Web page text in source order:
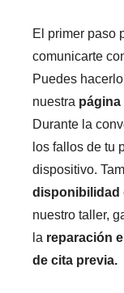
El primer paso
comunicarte
Puedes
nuestra página
Durante la
los fallos de tu
dispositivo.
disponibilidad
nuestro taller,
la reparación
de cita previa.